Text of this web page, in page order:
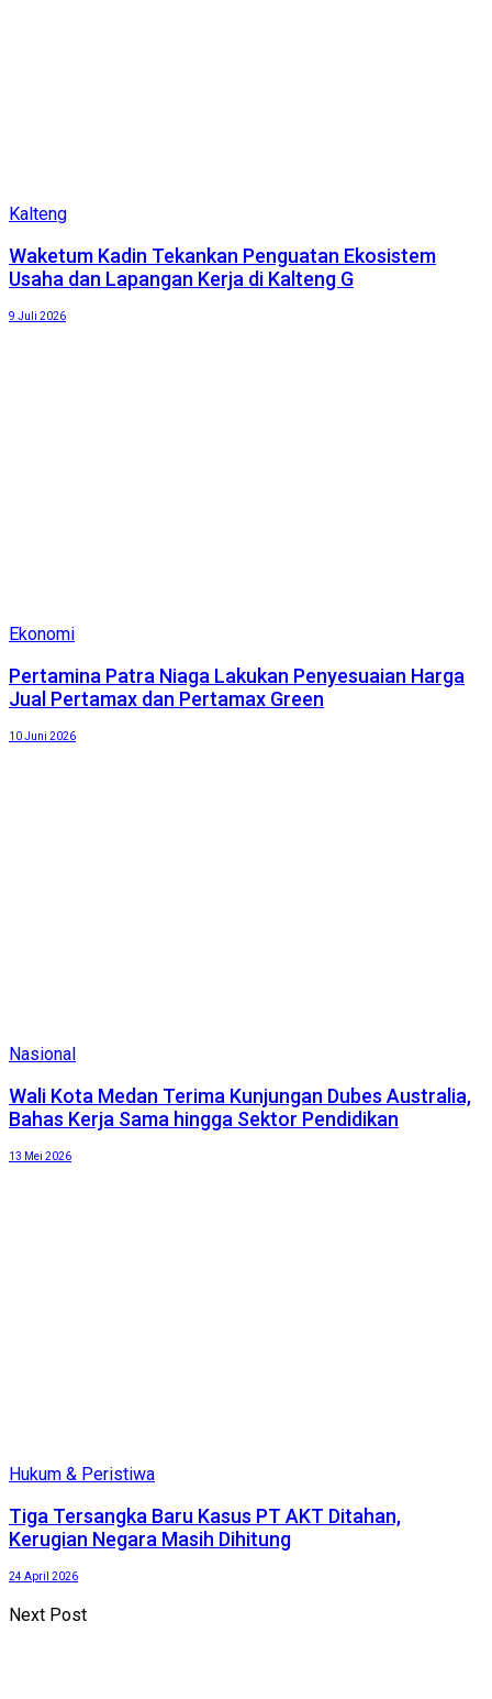
Kalteng
Waketum Kadin Tekankan Penguatan Ekosistem
Usaha dan Lapangan Kerja di Kalteng G
9 Juli 2026
Ekonomi
Pertamina Patra Niaga Lakukan Penyesuaian Harga
Jual Pertamax dan Pertamax Green
10 Juni 2026
Nasional
Wali Kota Medan Terima Kunjungan Dubes Australia,
Bahas Kerja Sama hingga Sektor Pendidikan
13 Mei 2026
Hukum & Peristiwa
Tiga Tersangka Baru Kasus PT AKT Ditahan,
Kerugian Negara Masih Dihitung
24 April 2026
Next Post